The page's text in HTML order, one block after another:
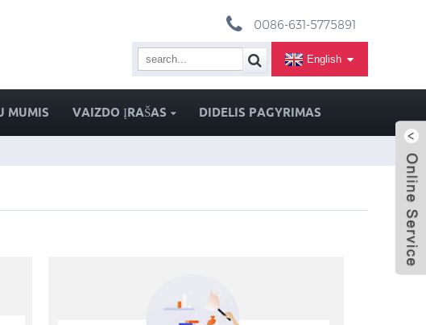
0086-631-5775891
English
MUMIS VAIZDO ĮRAŠAS DIDELIS PAGYRIMAS